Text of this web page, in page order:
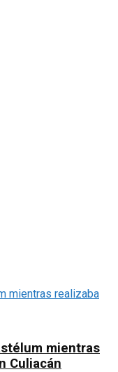
mientras
Culiacán